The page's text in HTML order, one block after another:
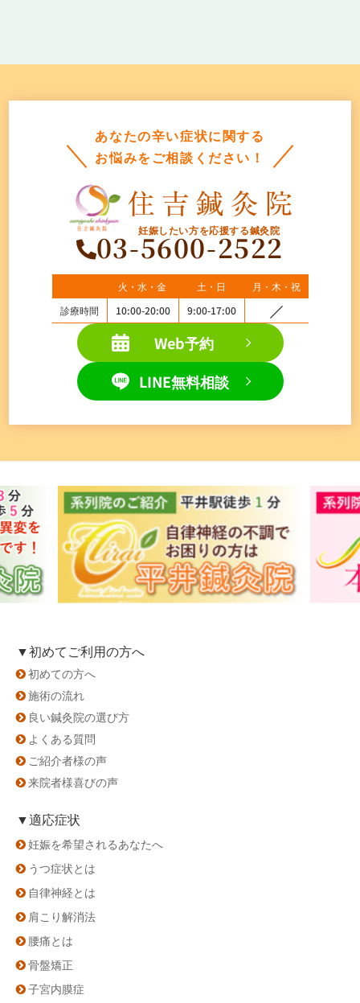
あなたの辛い症状に関する
お悩みをご相談ください！
妊娠したい方を応援する鍼灸院
03-5600-2522
火・水・金 土・日
月・木・祝
診療時間
10:00-20:00 9:00-17:00
Web予約
LINE無料相談
▼初めてご利用の方へ
初めての方へ
施術の流れ
良い鍼灸院の選び方
よくある質問
ご紹介者様の声
来院者様喜びの声
▼適応症状
妊娠を希望されるあなたへ
うつ症状とは
自律神経とは
肩こり解消法
腰痛とは
骨盤矯正
子宮内膜症